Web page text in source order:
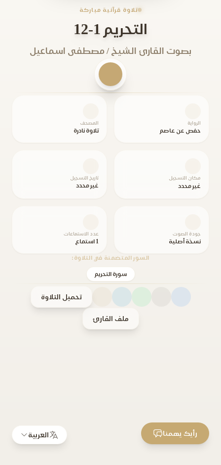
تلاوة قرآنية مباركة
التحريم 1-12
بصوت القارئ الشيخ / مصطفى اسماعيل
الرواية
حفص عن عاصم
المصحف
تلاوة نادرة
مكان التسجيل
غير محدد
تاريخ التسجيل
غير محدد
جودة الصوت
نسخة أصلية
عدد الاستماعات
1 استماع
السور المتضمنة في التلاوة:
سورة التحريم
تحميل التلاوة
ملف القارئ
العربية رأيك يهمنا